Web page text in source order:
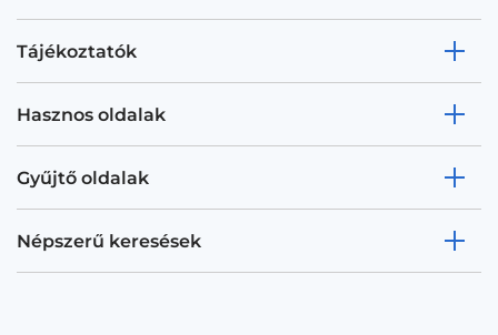
Tájékoztatók
Hasznos oldalak
Gyűjtő oldalak
Népszerű keresések